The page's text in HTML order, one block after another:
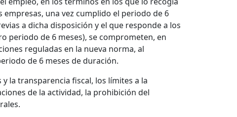
empresas, una vez cumplido el periodo de 6
a dicha disposición y el que responde a los
periodo de 6 meses), se comprometen, en
reguladas en la nueva norma, al
de 6 meses de duración.
la transparencia fiscal, los límites a la
de la actividad, la prohibición del